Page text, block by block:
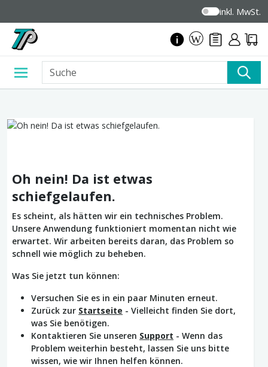
inkl. MwSt.
Oh nein! Da ist etwas
schiefgelaufen.
Es scheint, als hätten wir ein technisches Problem.
Unsere Anwendung funktioniert momentan nicht wie
erwartet. Wir arbeiten bereits daran, das Problem so
schnell wie möglich zu beheben.
Was Sie jetzt tun können:
Versuchen Sie es in ein paar Minuten erneut.
Zurück zur Startseite - Vielleicht finden Sie dort,
was Sie benötigen.
Kontaktieren Sie unseren Support - Wenn das
Problem weiterhin besteht, lassen Sie uns bitte
wissen, wie wir Ihnen helfen können.